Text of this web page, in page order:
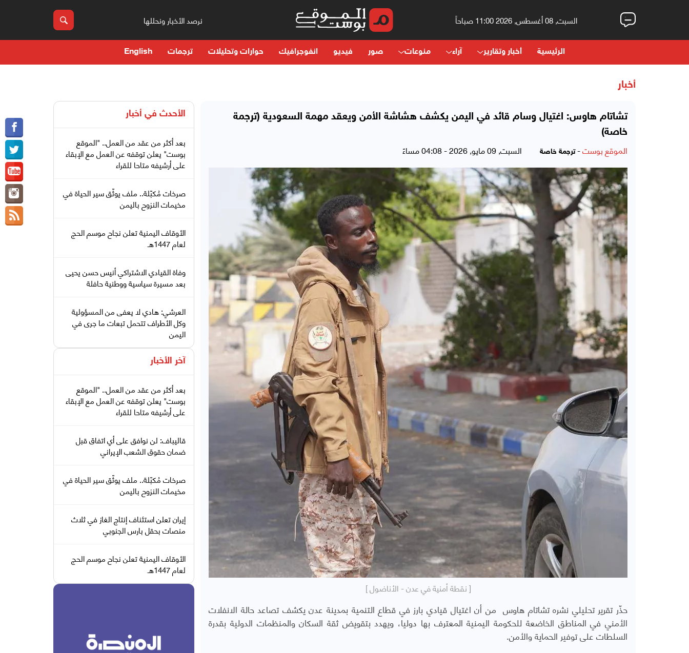
السبت, 08 أغسطس, 2026 11:00 صباحاً نرصد الأخبار ونحللها
الرئيسية أخبار وتقارير آراء منوعات صور فيديو انفوجرافيك حوارات وتحليلات ترجمات English
أخبار
تشاتام هاوس: اغتيال وسام قائد في اليمن يكشف هشاشة الأمن ويعقد مهمة السعودية (ترجمة
خاصة)
الموقع بوست-ترجمة خاصة السبت, 09 مايو, 2026 - 04:08 مساءً
[ نقطة أمنية في عدن - الأناضول ]
حذّر تقرير تحليلي نشره تشاتام هاوس من أن اغتيال قيادي بارز في قطاع التنمية بمدينة عدن يكشف تصاعد حالة الانفلات
الأمني في المناطق الخاضعة للحكومة اليمنية المعترف بها دوليا، ويهدد بتقويض ثقة السكان والمنظمات الدولية بقدرة
السلطات على توفير الحماية والأمن.
الأحدث في أخبار
بعد أكثر من عقد من العمل.. "الموقع
بوست" يعلن توقفه عن العمل مع الإبقاء
على أرشيفه متاحا للقراء
صرخات مُكبّلة.. ملف يوثّق سير الحياة في
مخيمات النزوح باليمن
الأوقاف اليمنية تعلن نجاح موسم الحج
لعام 1447هـ
وفاة القيادي الاشتراكي أنيس حسن يحيى
بعد مسيرة سياسية ووطنية حافلة
العرشي: هادي لا يعفى من المسؤولية
وكل الأطراف تتحمل تبعات ما جرى في
اليمن
آخر الأخبار
بعد أكثر من عقد من العمل.. "الموقع
بوست" يعلن توقفه عن العمل مع الإبقاء
على أرشيفه متاحا للقراء
قاليباف: لن نوافق على أي اتفاق قبل
ضمان حقوق الشعب الإيراني
صرخات مُكبّلة.. ملف يوثّق سير الحياة في
مخيمات النزوح باليمن
إيران تعلن استئناف إنتاج الغاز في ثلاث
منصات بحقل بارس الجنوبي
الأوقاف اليمنية تعلن نجاح موسم الحج
لعام 1447هـ